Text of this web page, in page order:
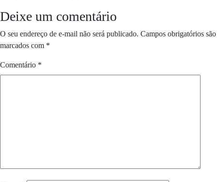
Deixe um comentário
O seu endereço de e-mail não será publicado. Campos obrigatórios são
marcados com *
Comentário *